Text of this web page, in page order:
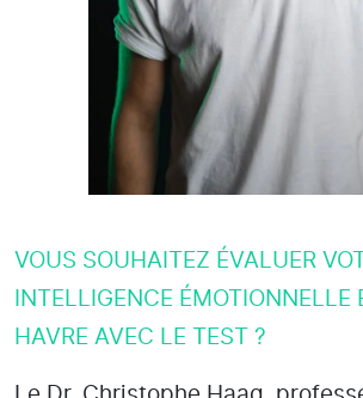
VOUS SOUHAITEZ ÉVALUER
INTELLIGENCE ÉMOTIONNELLE
HAVRE AVEC LE TEST ?